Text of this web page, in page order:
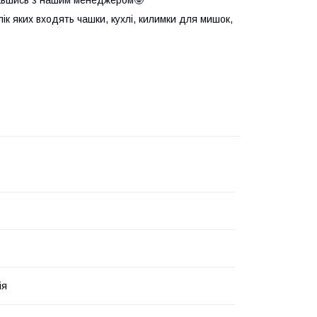
яких входять чашки, кухлі, килимки для мишок,